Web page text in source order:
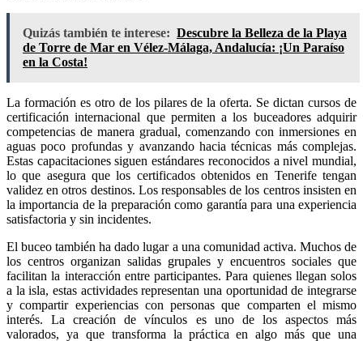
Quizás también te interese: Descubre la Belleza de la Playa
de Torre de Mar en Vélez-Málaga, Andalucía: ¡Un Paraíso
en la Costa!
La formación es otro de los pilares de la oferta. Se dictan cursos de
certificación internacional que permiten a los buceadores adquirir
competencias de manera gradual, comenzando con inmersiones en
aguas poco profundas y avanzando hacia técnicas más complejas.
Estas capacitaciones siguen estándares reconocidos a nivel mundial,
lo que asegura que los certificados obtenidos en Tenerife tengan
validez en otros destinos. Los responsables de los centros insisten en
la importancia de la preparación como garantía para una experiencia
satisfactoria y sin incidentes.
El buceo también ha dado lugar a una comunidad activa. Muchos de
los centros organizan salidas grupales y encuentros sociales que
facilitan la interacción entre participantes. Para quienes llegan solos
a la isla, estas actividades representan una oportunidad de integrarse
y compartir experiencias con personas que comparten el mismo
interés. La creación de vínculos es uno de los aspectos más
valorados, ya que transforma la práctica en algo más que una